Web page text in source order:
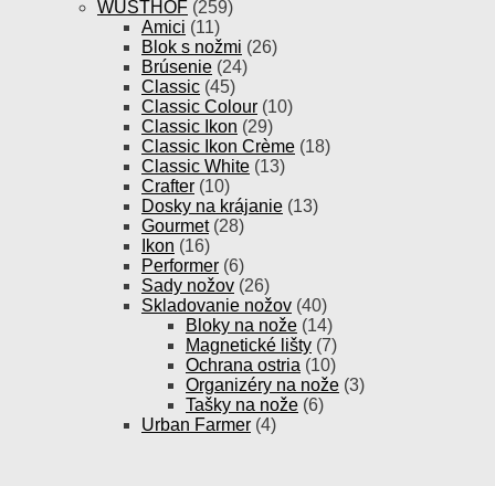
WÜSTHOF (259)
Amici (11)
Blok s nožmi (26)
Brúsenie (24)
Classic (45)
Classic Colour (10)
Classic Ikon (29)
Classic Ikon Crème (18)
Classic White (13)
Crafter (10)
Dosky na krájanie (13)
Gourmet (28)
Ikon (16)
Performer (6)
Sady nožov (26)
Skladovanie nožov (40)
Bloky na nože (14)
Magnetické lišty (7)
Ochrana ostria (10)
Organizéry na nože (3)
Tašky na nože (6)
Urban Farmer (4)